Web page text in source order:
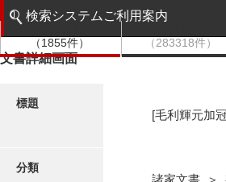
階層検索
写真・絵はがき
検索システムご利用案内
検索システムの利用について
（1855件）
（283318件）
文書詳細画面
標題
[毛利輝元加
分類
諸家文書 ＞